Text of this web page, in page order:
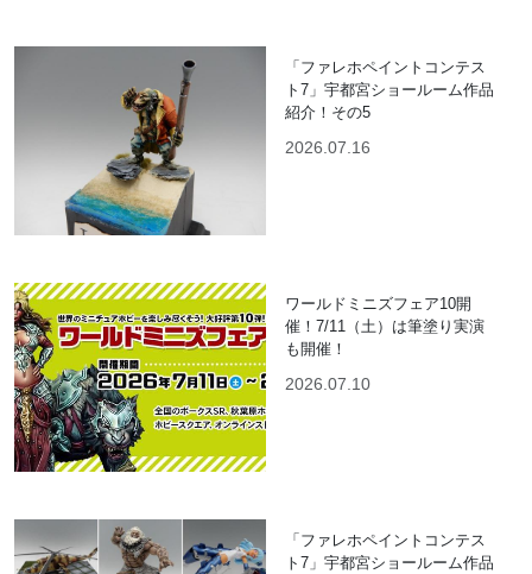
「ファレホペイントコンテス
ト7」宇都宮ショールーム作品
紹介！その5
2026.07.16
ワールドミニズフェア10開
催！7/11（土）は筆塗り実演
も開催！
2026.07.10
「ファレホペイントコンテス
ト7」宇都宮ショールーム作品